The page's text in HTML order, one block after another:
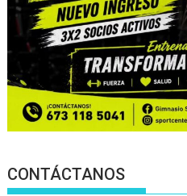
CONTÁCTANOS